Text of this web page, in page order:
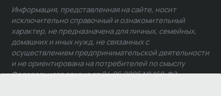
Информация, представленная на сайте, носит
исключительно справочный и ознакомительный
характер, не предназначена для личных, семейных,
домашних и иных нужд, не связанных с
осуществлением предпринимательской деятельности
и не ориентирована на потребителей по смыслу
Федерального закона от 24.06.2025 № 168-ФЗ.